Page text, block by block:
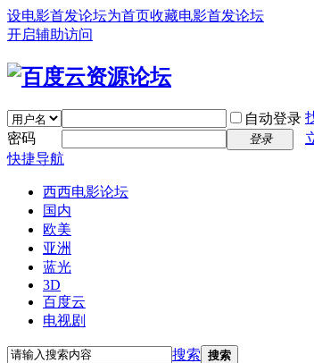
设电影首发论坛为首页收藏电影首发论坛
开启辅助访问
自动登录
密码
登录
快捷导航
西西电影论坛
国内
欧美
亚洲
蓝光
3D
百度云
电视剧
搜索 搜索